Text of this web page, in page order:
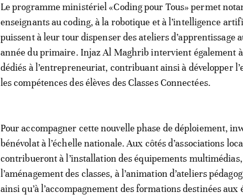
Le programme ministériel «Coding pour Tous» permet
enseignants au coding, à la robotique et à l’intelligence
puissent à leur tour dispenser des ateliers d’apprentissage
année du primaire. Injaz Al Maghrib intervient également
dédiés à l’entrepreneuriat, contribuant ainsi à développer
les compétences des élèves des Classes Connectées.
Pour accompagner cette nouvelle phase de déploiement,
bénévolat à l’échelle nationale. Aux côtés d’associations
contribueront à l’installation des équipements
l’aménagement des classes, à l’animation d’ateliers
ainsi qu’à l’accompagnement des formations destinées aux